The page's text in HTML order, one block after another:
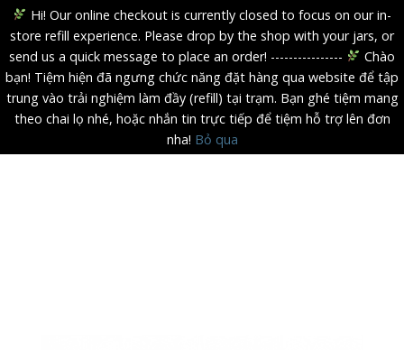
Hi! Our online checkout is currently closed to focus on our in-
store refill experience. Please drop by the shop with your jars, or
send us a quick message to place an order! ----------------
Chào
bạn! Tiệm hiện đã ngưng chức năng đặt hàng qua website để tập
trung vào trải nghiệm làm đầy (refill) tại trạm. Bạn ghé tiệm mang
theo chai lọ nhé, hoặc nhắn tin trực tiếp để tiệm hỗ trợ lên đơn
nha! Bỏ qua